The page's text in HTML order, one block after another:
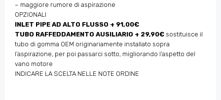
– maggiore rumore di aspirazione
OPZIONALI
INLET PIPE AD ALTO FLUSSO + 91,00€
TUBO RAFFEDDAMENTO AUSILIARIO + 29,90€ sostituisce il
tubo di gomma OEM originariamente installato sopra
l’aspirazione, per poi passarci sotto, migliorando l’aspetto del
vano motore
INDICARE LA SCELTA NELLE NOTE ORDINE